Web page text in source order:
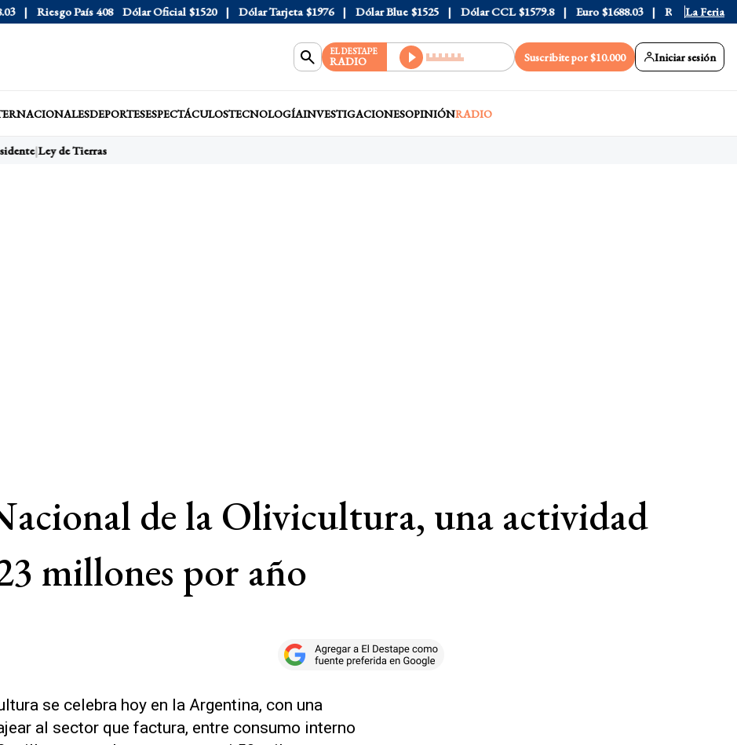
Riesgo País 408 Dólar Oficial $1520 Dólar Tarjeta $1976 Dólar Blue $1525 Dólar CCL $1579.8 Euro $1688.03 Riesgo País 408
La Feria
EL DESTAPE
RADIO Suscribite por $10.000 Iniciar sesión
DEPORTESESPECTÁCULOSTECNOLOGÍAINVESTIGACIONESOPINIÓNRADIO
Ley de Tierras
de la Olivicultura, una actividad
millones por año
se celebra hoy en la Argentina, con una
al sector que factura, entre consumo interno